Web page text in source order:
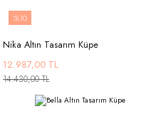
%10
Nika Altın Tasarım Küpe
12.987,00 TL
14.430,00 TL